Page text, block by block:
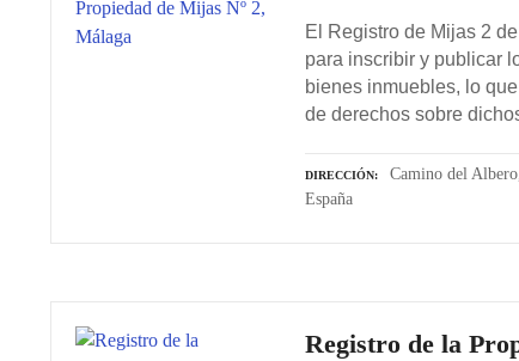
El Registro de Mijas 2
para inscribir y publicar
bienes inmuebles, lo
de derechos sobre
DIRECCIÓN
Camino del
España
Registro de la